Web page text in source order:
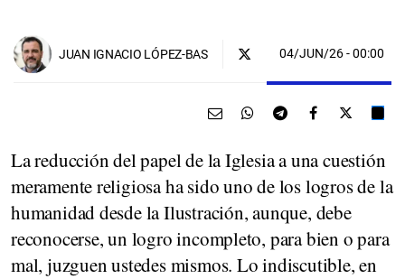
JUAN IGNACIO LÓPEZ-BAS 04/JUN/26- 00:00
La reducción del papel de la Iglesia a una cuestión
meramente religiosa ha sido uno de los logros de la
humanidad desde la Ilustración, aunque, debe
reconocerse, un logro incompleto, para bien o para
mal, juzguen ustedes mismos. Lo indiscutible, en